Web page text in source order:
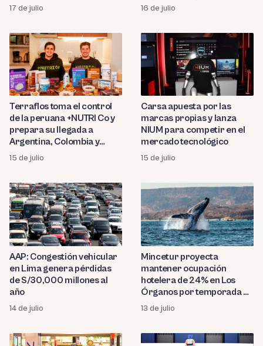
17 de julio
arequipeños a Europa y
Latinoamérica
16 de julio
Terraflos toma el control
de la peruana +NUTRI Co y
prepara su llegada a
Argentina, Colombia y
Uruguay
15 de julio
Carsa apuesta por las
marcas propias y lanza
NIUM para competir en el
mercado tecnológico
15 de julio
AAP: Congestión vehicular
en Lima genera pérdidas
de S/30,000 millones al
año
14 de julio
Mincetur proyecta
mantener ocupación
hotelera de 24% en Los
Órganos por temporada de
avistamiento de ballenas
13 de julio